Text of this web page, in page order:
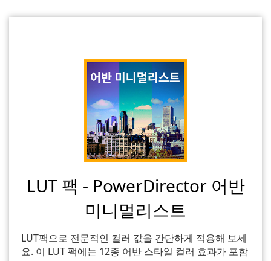
LUT 팩 - PowerDirector 어반
미니멀리스트
LUT팩으로 전문적인 컬러 값을 간단하게 적용해 보세
요. 이 LUT 팩에는 12종 어반 스타일 컬러 효과가 포함